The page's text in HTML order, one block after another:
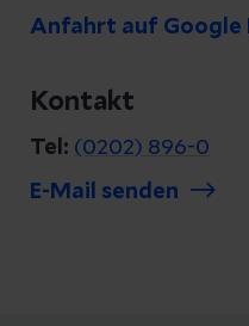
Anfahrt auf Google
Kontakt
Tel: (0202) 896-0
E-Mail senden